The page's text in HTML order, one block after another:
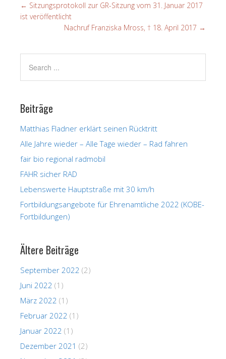
← Sitzungsprotokoll zur GR-Sitzung vom 31. Januar 2017
ist veröffentlicht
Nachruf Franziska Mross, † 18. April 2017 →
Beiträge
Matthias Fladner erklärt seinen Rücktritt
Alle Jahre wieder – Alle Tage wieder – Rad fahren
fair bio regional radmobil
FAHR sicher RAD
Lebenswerte Hauptstraße mit 30 km/h
Fortbildungsangebote für Ehrenamtliche 2022 (KOBE-
Fortbildungen)
Ältere Beiträge
September 2022 (2)
Juni 2022 (1)
März 2022 (1)
Februar 2022 (1)
Januar 2022 (1)
Dezember 2021 (2)